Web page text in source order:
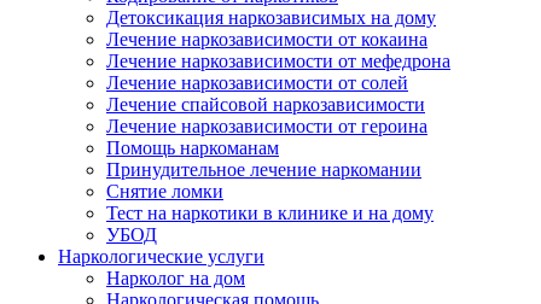
Детоксикация наркозависимых на дому
Лечение наркозависимости от кокаина
Лечение наркозависимости от мефедрона
Лечение наркозависимости от солей
Лечение спайсовой наркозависимости
Лечение наркозависимости от героина
Помощь наркоманам
Принудительное лечение наркомании
Снятие ломки
Тест на наркотики в клинике и на дому
УБОД
Наркологические услуги
Нарколог на дом
Наркологическая помощь